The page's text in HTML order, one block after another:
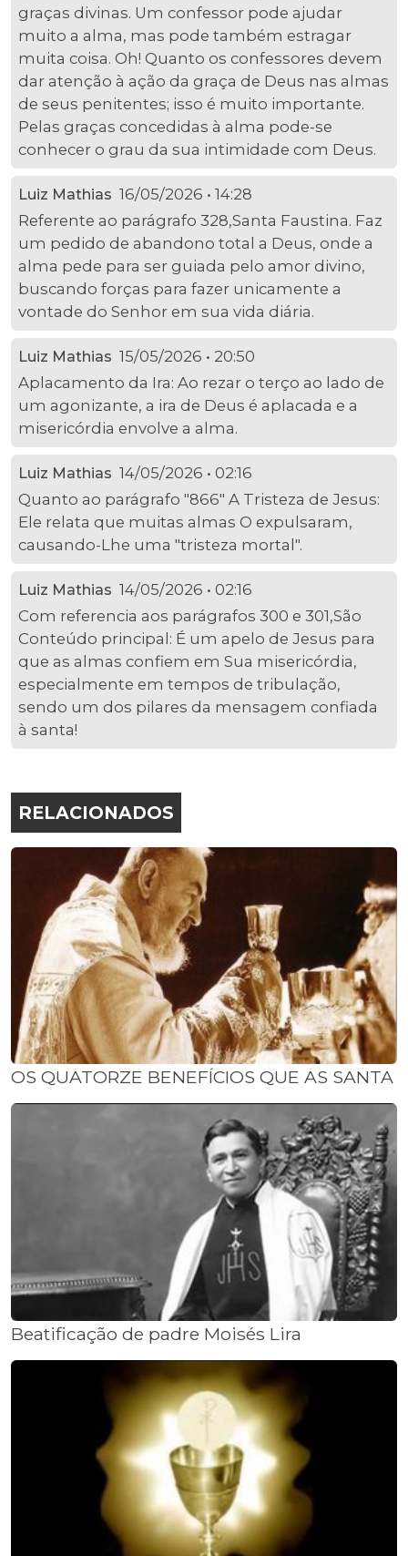
graças divinas. Um confessor pode ajudar
muito a alma, mas pode também estragar
muita coisa. Oh! Quanto os confessores devem
dar atenção à ação da graça de Deus nas almas
de seus penitentes; isso é muito importante.
Pelas graças concedidas à alma pode-se
conhecer o grau da sua intimidade com Deus.
Luiz Mathias 16/05/2026 • 14:28
Referente ao parágrafo 328,Santa Faustina. Faz
um pedido de abandono total a Deus, onde a
alma pede para ser guiada pelo amor divino,
buscando forças para fazer unicamente a
vontade do Senhor em sua vida diária.
Luiz Mathias 15/05/2026 • 20:50
Aplacamento da Ira: Ao rezar o terço ao lado de
um agonizante, a ira de Deus é aplacada e a
misericórdia envolve a alma.
Luiz Mathias 14/05/2026 • 02:16
Quanto ao parágrafo "866" A Tristeza de Jesus:
Ele relata que muitas almas O expulsaram,
causando-Lhe uma "tristeza mortal".
Luiz Mathias 14/05/2026 • 02:16
Com referencia aos parágrafos 300 e 301,São
Conteúdo principal: É um apelo de Jesus para
que as almas confiem em Sua misericórdia,
especialmente em tempos de tribulação,
sendo um dos pilares da mensagem confiada
à santa!
RELACIONADOS
OS QUATORZE BENEFÍCIOS QUE AS SANTA
Beatificação de padre Moisés Lira